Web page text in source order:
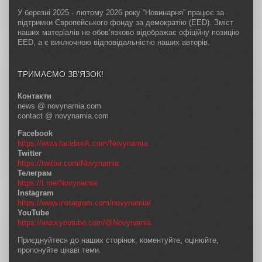
У березні 2025 - лютому 2026 року “Новинарня” працює за
підтримки Європейського фонду за демократію (EED). Зміст
наших матеріалів не обов’язково відображає офіційну позицію
EED, а є виключною відповідальністю наших авторів.
ТРИМАЄМО ЗВ’ЯЗОК!
Контакти
news @ novynarnia.com
contact @ novynarnia.com
Facebook
https://www.facebook.com/Novynarnia
Twitter
https://twitter.com/Novynarnia
Телеграм
https://t.me/Novynarnia
Instagram
https://www.instagram.com/novynarnia/
YouTube
https://www.youtube.com/@Novynarnia
Приєднуйтеся до наших сторінок, коментуйте, оцінюйте,
пропонуйте цікаві теми.